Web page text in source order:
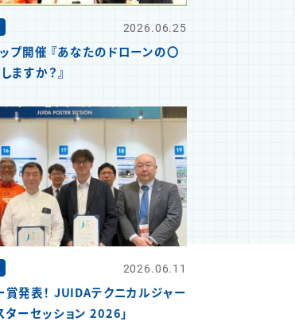
2026.06.25
プ開催 『あなたのドローンの〇
ますか？』
2026.06.11
賞発表！ JUIDAテクニカルジャー
ターセッション 2026」